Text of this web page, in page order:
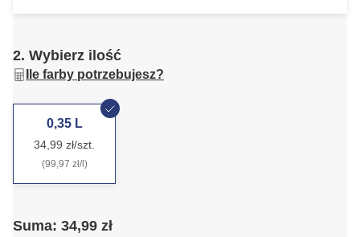
2. Wybierz ilość
Ile farby potrzebujesz?
0,35 L
34,99 zł/szt.
(99,97 zł/l)
Suma: 34,99 zł